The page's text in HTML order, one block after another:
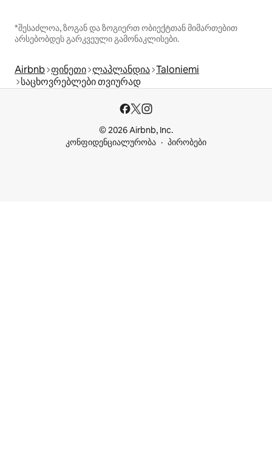
*შესაძლოა, ზოგან და ზოგიერთ ობიექტთან მიმართებით
არსებობდეს გარკვეული გამონაკლისები.
Airbnb ფინეთი ლაპლანდია Taloniemi
საცხოვრებლები თვიურად
© 2026 Airbnb, Inc.
კონფიდენციალურობა
პირობები